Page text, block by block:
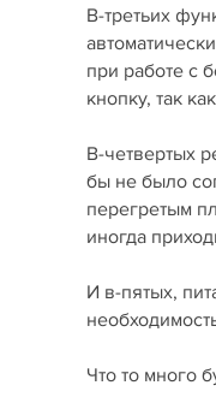
В-третьих
при работе с
кнопку, так
В-четвертых
бы не было
перегретым
иногда
И в-пятых,
Что то много